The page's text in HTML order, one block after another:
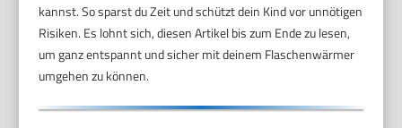
kannst. So sparst du Zeit und schützt dein Kind vor unnötigen
Risiken. Es lohnt sich, diesen Artikel bis zum Ende zu lesen,
um ganz entspannt und sicher mit deinem Flaschenwärmer
umgehen zu können.